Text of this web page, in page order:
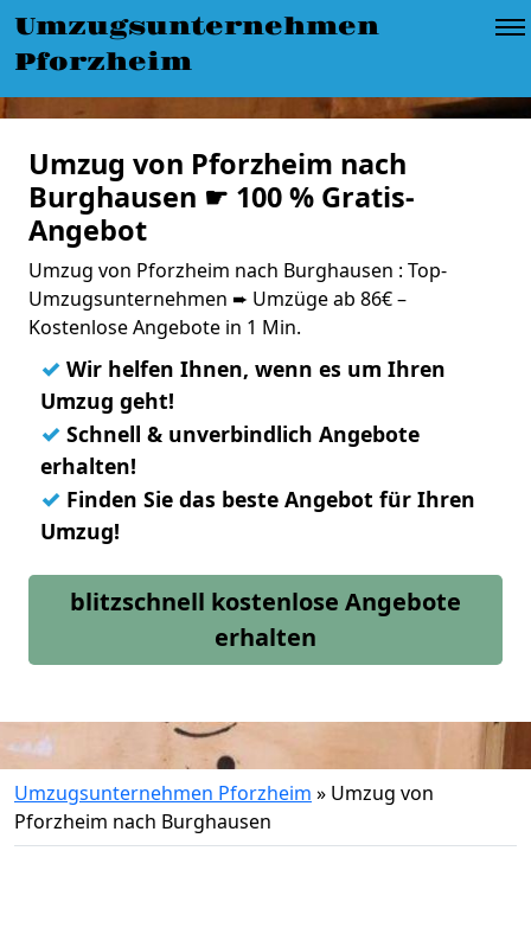
Umzugsunternehmen
Pforzheim
Umzug von Pforzheim nach
Burghausen ☛ 100 % Gratis-
Angebot
Umzug von Pforzheim nach Burghausen : Top-
Umzugsunternehmen ➨ Umzüge ab 86€ –
Kostenlose Angebote in 1 Min.
✓ Wir helfen Ihnen, wenn es um Ihren
Umzug geht!
✓ Schnell & unverbindlich Angebote
erhalten!
✓ Finden Sie das beste Angebot für Ihren
Umzug!
blitzschnell kostenlose Angebote
erhalten
Umzugsunternehmen Pforzheim » Umzug von
Pforzheim nach Burghausen